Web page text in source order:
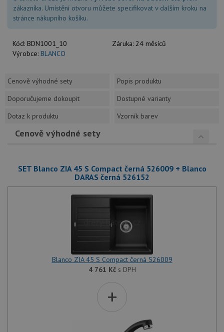
zákazníka. Umístění otvoru můžete specifikovat v dalším kroku na
stránce nákupního košíku.
Kód: BDN1001_10 Záruka: 24 měsíců
Výrobce: BLANCO
Cenově výhodné sety
Popis produktu
Doporučujeme dokoupit
Dostupné varianty
Dotaz k produktu
Vzorník barev
Cenově výhodné sety
SET Blanco ZIA 45 S Compact černá 526009 + Blanco
DARAS černá 526152
Blanco ZIA 45 S Compact černá 526009
4 761 Kčs DPH
+